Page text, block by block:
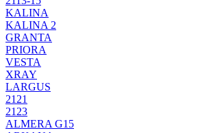
KALINA
KALINA 2
GRANTA
PRIORA
VESTA
XRAY
LARGUS
2121
2123
ALMERA G15